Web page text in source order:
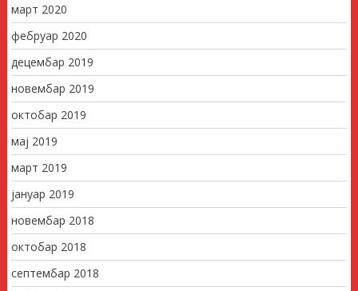
март 2020
фебруар 2020
децембар 2019
новембар 2019
октобар 2019
мај 2019
март 2019
јануар 2019
новембар 2018
октобар 2018
септембар 2018